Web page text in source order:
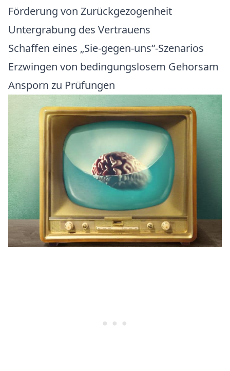
Förderung von Zurückgezogenheit
Untergrabung des Vertrauens
Schaffen eines „Sie-gegen-uns“-Szenarios
Erzwingen von bedingungslosem Gehorsam
Ansporn zu Prüfungen